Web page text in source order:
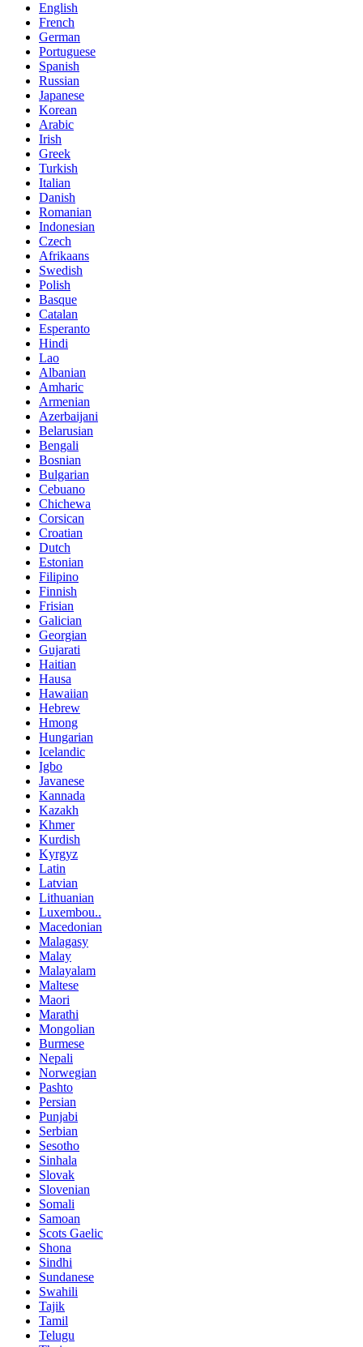
English
French
German
Portuguese
Spanish
Russian
Japanese
Korean
Arabic
Irish
Greek
Turkish
Italian
Danish
Romanian
Indonesian
Czech
Afrikaans
Swedish
Polish
Basque
Catalan
Esperanto
Hindi
Lao
Albanian
Amharic
Armenian
Azerbaijani
Belarusian
Bengali
Bosnian
Bulgarian
Cebuano
Chichewa
Corsican
Croatian
Dutch
Estonian
Filipino
Finnish
Frisian
Galician
Georgian
Gujarati
Haitian
Hausa
Hawaiian
Hebrew
Hmong
Hungarian
Icelandic
Igbo
Javanese
Kannada
Kazakh
Khmer
Kurdish
Kyrgyz
Latin
Latvian
Lithuanian
Luxembou..
Macedonian
Malagasy
Malay
Malayalam
Maltese
Maori
Marathi
Mongolian
Burmese
Nepali
Norwegian
Pashto
Persian
Punjabi
Serbian
Sesotho
Sinhala
Slovak
Slovenian
Somali
Samoan
Scots Gaelic
Shona
Sindhi
Sundanese
Swahili
Tajik
Tamil
Telugu